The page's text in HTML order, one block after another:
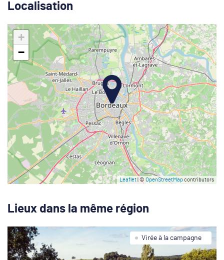
Localisation
+
−
Leaflet| ©OpenStreetMapcontributors
Lieux dans la même région
Virée à la campagne